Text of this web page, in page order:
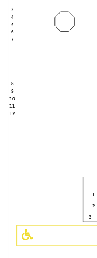
3
4
5
6
7
8
9
10
11
12
1
2
3